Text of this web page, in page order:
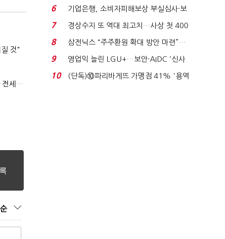
것"
(부동산 세제 개편)"절세 매물 늘어도 집값 하락 제한적"…전세난·양극화 심화 우려
'초접전'…대통령 ...
6
기업은행, 소비자피해보상 부실심사·보
이스피싱 공시 ...
7
경상수지 또 역대 최고치…사상 첫 400
억달러에 '3% 성...
8
삼전닉스 “주주환원 확대 방안 마련”…
로이터에 성명...
9
영업익 늘린 LGU+…보안·AIDC '신사
업 드라이브'...
10
(단독)⑩파리바게뜨 가맹점 41% '용역